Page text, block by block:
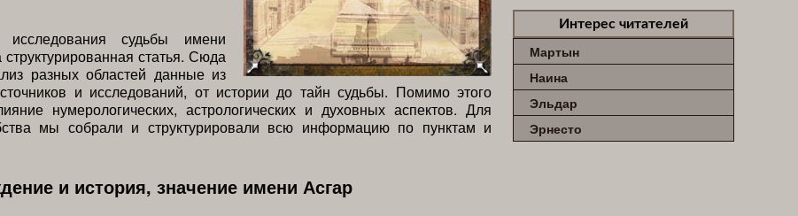
исследования судьбы имени
структурированная статья. Сюда
разных областей данные из
и исследований, от истории до тайн судьбы. Помимо этого
нумерологических, астрологических и духовных аспектов. Для
мы собрали и структурировали всю информацию по пунктам и
и история, значение имени Асгар
Интерес читателей
Мартын
Наина
Эльдар
Эрнесто